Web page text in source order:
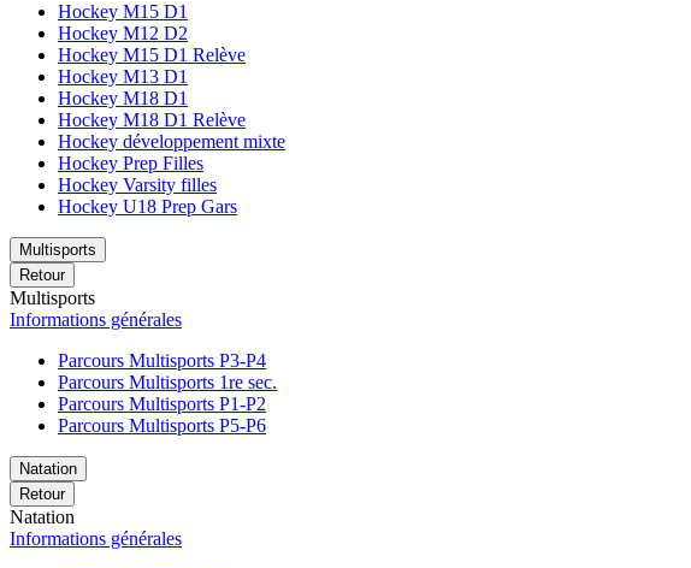
Hockey M15 D1
Hockey M12 D2
Hockey M15 D1 Relève
Hockey M13 D1
Hockey M18 D1
Hockey M18 D1 Relève
Hockey développement mixte
Hockey Prep Filles
Hockey Varsity filles
Hockey U18 Prep Gars
Multisports
Retour
Multisports
Informations générales
Parcours Multisports P3-P4
Parcours Multisports 1re sec.
Parcours Multisports P1-P2
Parcours Multisports P5-P6
Natation
Retour
Natation
Informations générales